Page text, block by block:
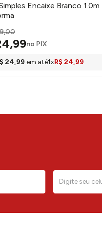
Encaixe Branco 1.0m
,00
,99no PIX
24,99 em até1xR$ 24,99